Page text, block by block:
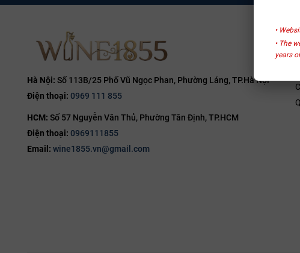
•
• The
years
Hà Nội: Số 113B/25 Phố Vũ Ngọc Phan, Phường Láng, TP.Hà Nội
Điện thoại: 0969 111 855
HCM: Số 57 Nguyễn Văn Thủ, Phường Tân Định, TP.HCM
Điện thoại: 0969111855
Email: wine1855.vn@gmail.com